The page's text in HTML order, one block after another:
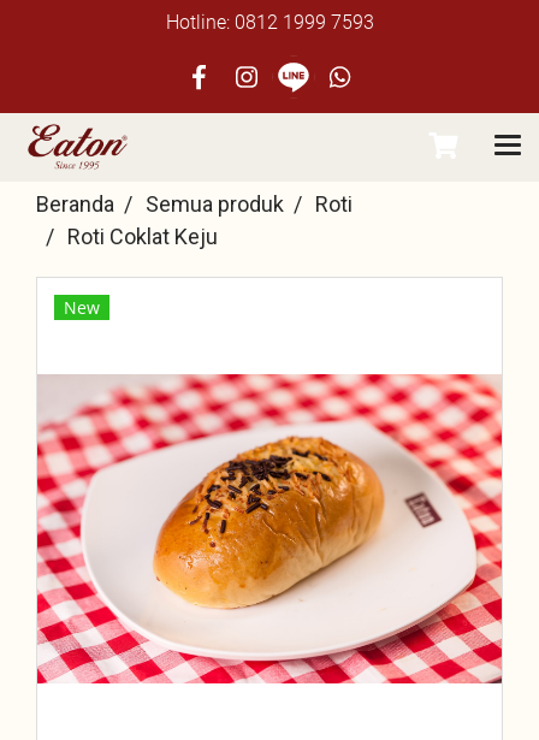
Hotline: 0812 1999 7593
Beranda Semua produk
Roti
Roti Coklat Keju
New